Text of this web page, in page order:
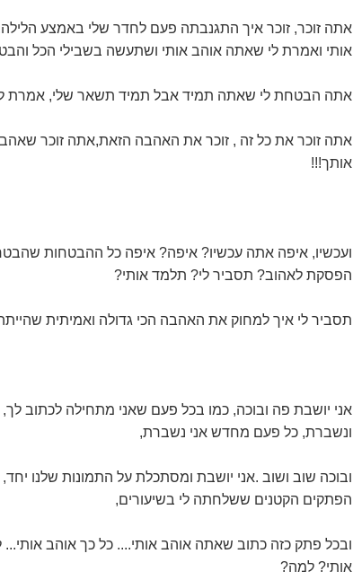
אתה זוכר, זוכר איך התגנבתה פעם לחדר שלי באמצע
אותי ואמרת לי שאתה אוהב אותי ושתעשה בשבילי הכל
אתה הבטחת לי שאתה תמיד אבל תמיד תשאר שלי, אמרת
אתה זוכר את כל זה , זוכר את האהבה הזאת,אתה זוכר
אותך!!!
ועכשיו, איפה אתה עכשיו? איפה? איפה כל ההבטחות
הפסקת לאהוב? תסביר לי? תלמד אותי?
תסביר לי איך למחוק את האהבה הכי גדולה ואמיתית
אני יושבת פה ובוכה, כמו בכל פעם שאני מתחילה לכתוב
ונשברת, כל פעם מחדש אני נשברת,
ובוכה שוב ושוב .אני יושבת ומסתכלת על התמונות שלנו
הפתקים הקטנים ששלחתה לי בשיעורים,
ובכל פתק כזה כתוב שאתה אוהב אותי.... כל כך אוהב
אותי? למה?